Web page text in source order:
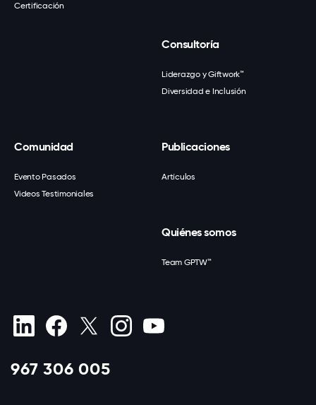
Certificación
Consultoría
Liderazgo y Giftwork™
Diversidad e Inclusión
Comunidad
Evento Pasados
Videos Testimoniales
Publicaciones
Artículos
Quiénes somos
Team GPTW™
967 306 005